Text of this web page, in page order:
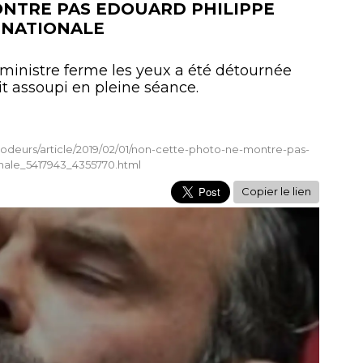
PAS EDOUARD PHILIPPE
ferme les yeux a été détournée
assoupi en pleine séance.
article/2019/02/01/non-cette-photo-ne-montre-pas-
Copier le lien